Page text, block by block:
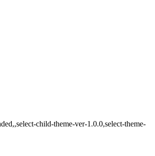
child-theme-ver-1.0.0,select-theme-